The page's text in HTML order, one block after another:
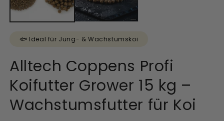
KH Plus
Turbo Phosphatbinder
🐟 Ideal für Jung- & Wachstumskoi
Alltech Coppens Profi
Koifutter Grower 15 kg –
Wachstumsfutter für Koi